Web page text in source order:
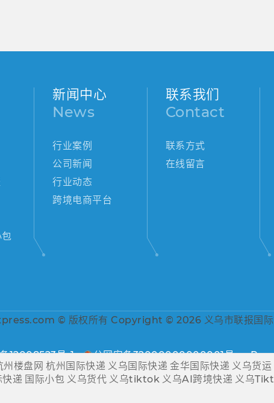
新闻中心
News
行业案例
公司新闻
行业动态
跨境电商平台
联系我们
Contact
联系方式
在线留言
© 版权所有 Copyright © 2026 义乌市联报国际
12008523号-1 公网安备32000000000001号 Rss
州楼盘网 杭州国际快递 义乌国际快递 金华国际快递 义乌货运
快递 国际小包 义乌货代 义乌tiktok 义乌AI跨境快递 义乌